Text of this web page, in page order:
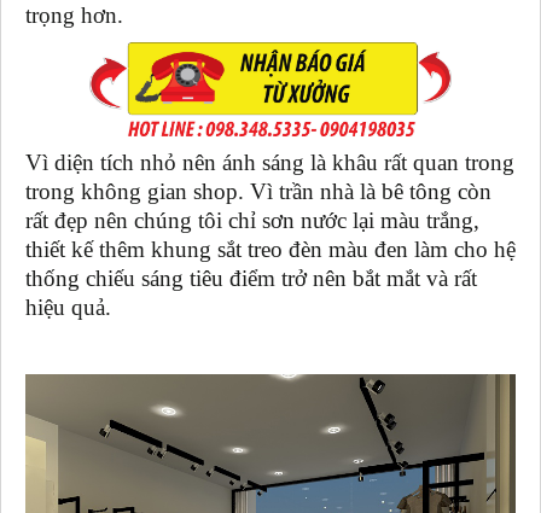
trọng hơn.
Vì diện tích nhỏ nên ánh sáng là khâu rất quan trong
trong không gian shop. Vì trần nhà là bê tông còn
rất đẹp nên chúng tôi chỉ sơn nước lại màu trắng,
thiết kế thêm khung sắt treo đèn màu đen làm cho hệ
thống chiếu sáng tiêu điểm trở nên bắt mắt và rất
hiệu quả.